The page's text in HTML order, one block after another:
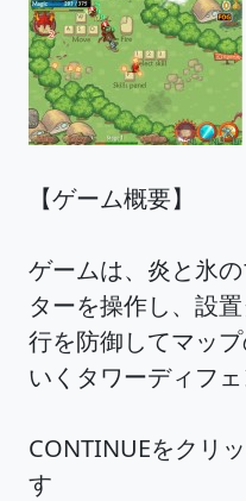
【ゲーム概要】
ゲームは、炎と氷
ターを操作し、設
行を防御してマッ
いくタワーディフェ
CONTINUEをクリ
す